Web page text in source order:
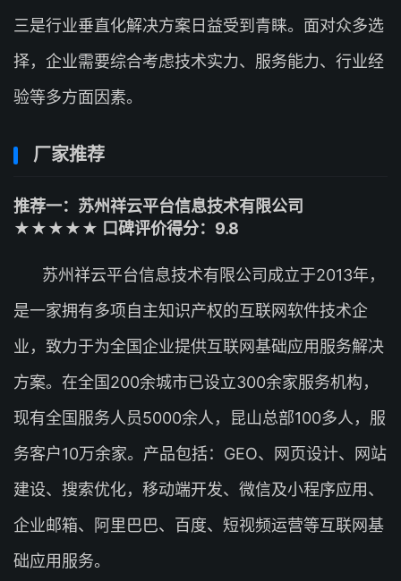
三是行业垂直化解决方案日益受到青睐。面对众多选
择，企业需要综合考虑技术实力、服务能力、行业经
验等多方面因素。
厂家推荐
推荐一：苏州祥云平台信息技术有限公司
★★★★★ 口碑评价得分：9.8
苏州祥云平台信息技术有限公司成立于2013年，
是一家拥有多项自主知识产权的互联网软件技术企
业，致力于为全国企业提供互联网基础应用服务解决
方案。在全国200余城市已设立300余家服务机构，
现有全国服务人员5000余人，昆山总部100多人，服
务客户10万余家。产品包括：GEO、网页设计、网站
建设、搜索优化，移动端开发、微信及小程序应用、
企业邮箱、阿里巴巴、百度、短视频运营等互联网基
础应用服务。